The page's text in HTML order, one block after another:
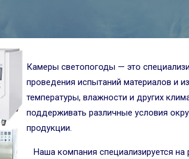
Камеры светопогоды — это
проведения испытаний материалов и
температуры, влажности и других
поддерживать различные условия
продукции.
Наша компания специализируется